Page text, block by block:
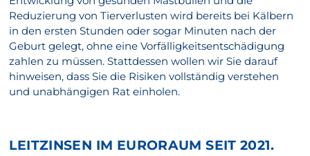
Reduzierung von Tierverlusten wird bereits bei Kälbern
in den ersten Stunden oder sogar Minuten nach der
Geburt gelegt, ohne eine Vorfälligkeitsentschädigung
zahlen zu müssen. Stattdessen wollen wir Sie darauf
hinweisen, dass Sie die Risiken vollständig verstehen
und unabhängigen Rat einholen.
LEITZINSEN IM EURORAUM SEIT 2021.